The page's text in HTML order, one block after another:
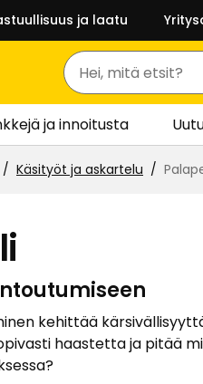
ja laatu
Haku
ja innoitusta
Käsityöt ja askartelu
kehittää
haastetta ja pitää